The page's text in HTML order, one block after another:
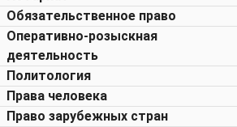
Обязательственное право
Оперативно-розыскная
деятельность
Политология
Права человека
Право зарубежных стран